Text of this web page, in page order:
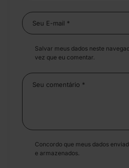
Salvar meus dados neste
vez que eu comentar.
Concordo que meus dados
e armazenados.